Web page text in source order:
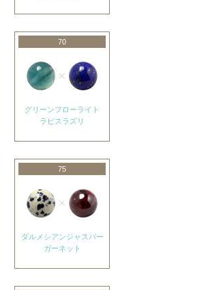
70
グリーンフローライト
ラピスラズリ
75
ダルメシアンジャスパー
ガーネット